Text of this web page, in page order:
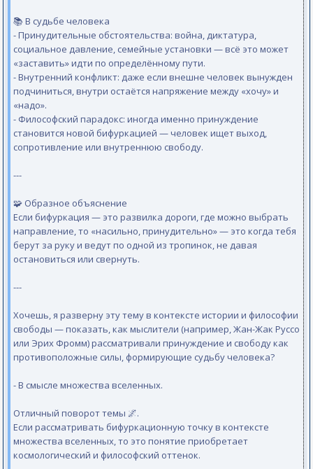
📚 В судьбе человека
- Принудительные обстоятельства: война, диктатура,
социальное давление, семейные установки — всё это может
«заставить» идти по определённому пути.
- Внутренний конфликт: даже если внешне человек вынужден
подчиниться, внутри остаётся напряжение между «хочу» и
«надо».
- Философский парадокс: иногда именно принуждение
становится новой бифуркацией — человек ищет выход,
сопротивление или внутреннюю свободу.
---
🧩 Образное объяснение
Если бифуркация — это развилка дороги, где можно выбрать
направление, то «насильно, принудительно» — это когда тебя
берут за руку и ведут по одной из тропинок, не давая
остановиться или свернуть.
---
Хочешь, я разверну эту тему в контексте истории и философии
свободы — показать, как мыслители (например, Жан-Жак Руссо
или Эрих Фромм) рассматривали принуждение и свободу как
противоположные силы, формирующие судьбу человека?
- В смысле множества вселенных.
Отличный поворот темы 🌌.
Если рассматривать бифуркационную точку в контексте
множества вселенных, то это понятие приобретает
космологический и философский оттенок.